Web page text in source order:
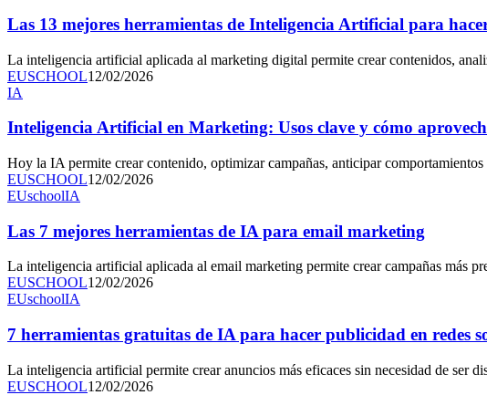
Las 13 mejores herramientas de Inteligencia Artificial para
La inteligencia artificial aplicada al marketing digital permite crear contenidos,
EUSCHOOL12/02/2026
IA
Inteligencia Artificial en Marketing: Usos clave y cómo
Hoy la IA permite crear contenido, optimizar campañas, anticipar
EUSCHOOL12/02/2026
EUschoolIA
Las 7 mejores herramientas de IA para email marketing
La inteligencia artificial aplicada al email marketing permite crear campañas más
EUSCHOOL12/02/2026
EUschoolIA
7 herramientas gratuitas de IA para hacer publicidad en redes
La inteligencia artificial permite crear anuncios más eficaces sin necesidad de ser
EUSCHOOL12/02/2026